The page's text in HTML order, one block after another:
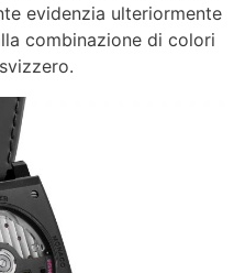
evidenzia ulteriormente
combinazione di colori